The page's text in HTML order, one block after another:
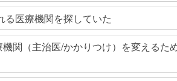
る医療機関を探していた
関（主治医/かかりつけ）を変えるた